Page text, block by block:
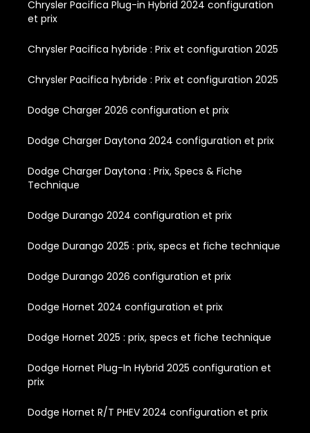
Chrysler Pacifica Plug-in Hybrid 2024 configuration
et prix
Chrysler Pacifica hybride : Prix et configuration 2025
Chrysler Pacifica hybride : Prix et configuration 2025
Dodge Charger 2026 configuration et prix
Dodge Charger Daytona 2024 configuration et prix
Dodge Charger Daytona : Prix, Specs & Fiche
Technique
Dodge Durango 2024 configuration et prix
Dodge Durango 2025 : prix, specs et fiche technique
Dodge Durango 2026 configuration et prix
Dodge Hornet 2024 configuration et prix
Dodge Hornet 2025 : prix, specs et fiche technique
Dodge Hornet Plug-In Hybrid 2025 configuration et
prix
Dodge Hornet R/T PHEV 2024 configuration et prix